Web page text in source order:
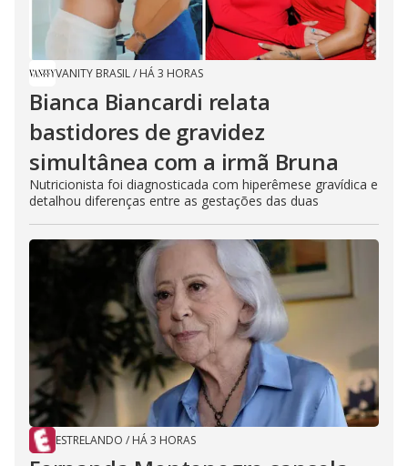
VANITY BRASIL/ HÁ 3 HORAS
Bianca Biancardi relata
bastidores de gravidez
simultânea com a irmã Bruna
Nutricionista foi diagnosticada com hiperêmese gravídica e
detalhou diferenças entre as gestações das duas
ESTRELANDO / HÁ 3 HORAS